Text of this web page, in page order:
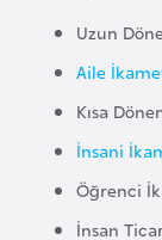
Uzun
Aile
Kısa
İnsani
Öğrenci
İnsan